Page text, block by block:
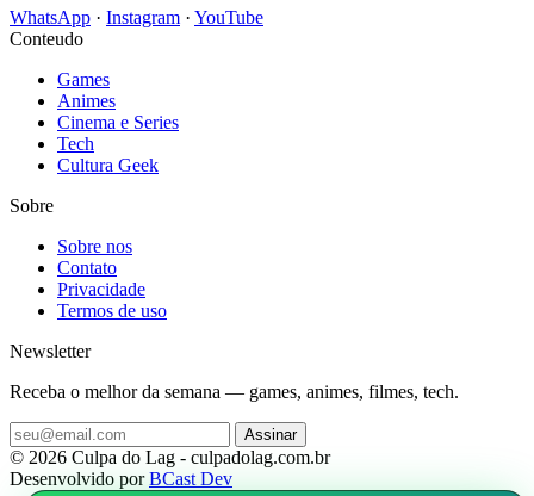
WhatsApp · Instagram · YouTube
Conteudo
Games
Animes
Cinema e Series
Tech
Cultura Geek
Sobre
Sobre nos
Contato
Privacidade
Termos de uso
Newsletter
Receba o melhor da semana — games, animes, filmes, tech.
Assinar
© 2026 Culpa do Lag - culpadolag.com.br
Desenvolvido porBCast Dev